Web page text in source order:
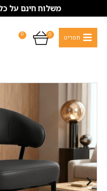
משלוח חינם על
0
0